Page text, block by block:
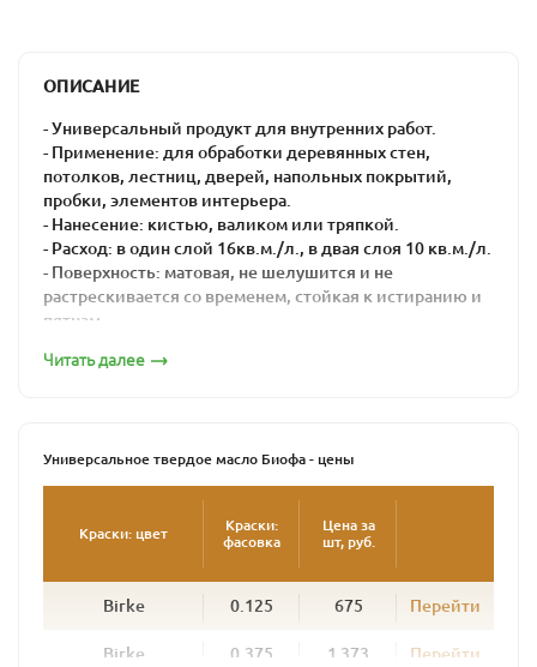
ОПИСАНИЕ
- Универсальный продукт для внутренних работ.
- Применение: для обработки деревянных стен,
потолков, лестниц, дверей, напольных покрытий,
пробки, элементов интерьера.
- Нанесение: кистью, валиком или тряпкой.
- Расход: в один слой 16кв.м./л., в двая слоя 10 кв.м./л.
- Поверхность: матовая, не шелушится и не
растрескивается со временем, стойкая к истиранию и
пятнам.
- Время высыхания: 16-24 часов
натуральных компонентов для защиты дерева.
Универсальное твердое масло BIOFA можно
применять и как грунт, и как основное покрытие.
Идеально подходит для впитывающих поверхностей,
Масло используется для всех видов работ внутри
мебели и стен.
Читать далее
Универсальное твердое масло Биофа - цены
Краски: цвет
Краски:
фасовка
Цена за
шт, руб.
Birke 0.125 675 Перейти
Birke 0.375 1 373 Перейти